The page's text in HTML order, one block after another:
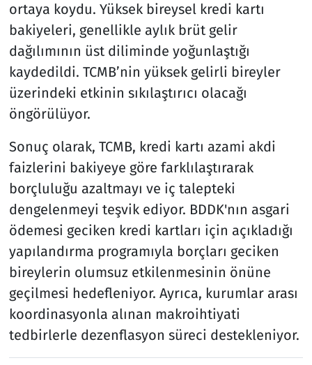
ortaya koydu. Yüksek bireysel kredi kartı
bakiyeleri, genellikle aylık brüt gelir
dağılımının üst diliminde yoğunlaştığı
kaydedildi. TCMB’nin yüksek gelirli bireyler
üzerindeki etkinin sıkılaştırıcı olacağı
öngörülüyor.
Sonuç olarak, TCMB, kredi kartı azami akdi
faizlerini bakiyeye göre farklılaştırarak
borçluluğu azaltmayı ve iç talepteki
dengelenmeyi teşvik ediyor. BDDK'nın asgari
ödemesi geciken kredi kartları için açıkladığı
yapılandırma programıyla borçları geciken
bireylerin olumsuz etkilenmesinin önüne
geçilmesi hedefleniyor. Ayrıca, kurumlar arası
koordinasyonla alınan makroihtiyati
tedbirlerle dezenflasyon süreci destekleniyor.